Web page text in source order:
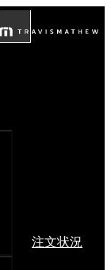
注文状況